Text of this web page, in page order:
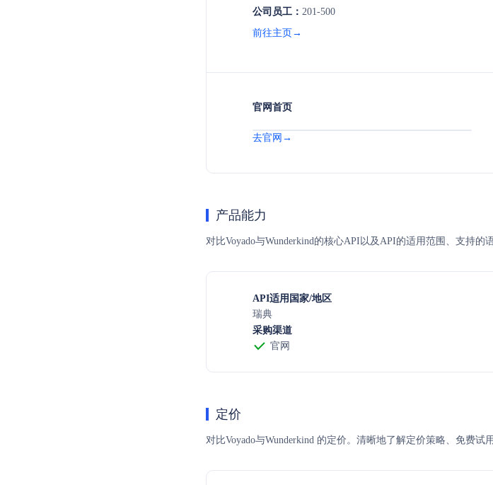
公司员工： 201-500
前往主页→
官网首页
去官网→
产品能力
对比Voyado与Wunderkind的核心API以及API的适用范围、支持的
API适用国家/地区
瑞典
采购渠道
官网
定价
对比Voyado与Wunderkind 的定价。清晰地了解定价策略、免费